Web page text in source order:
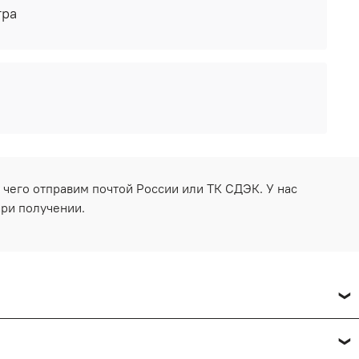
отправим почтой России или ТК СДЭК. У нас
получении.